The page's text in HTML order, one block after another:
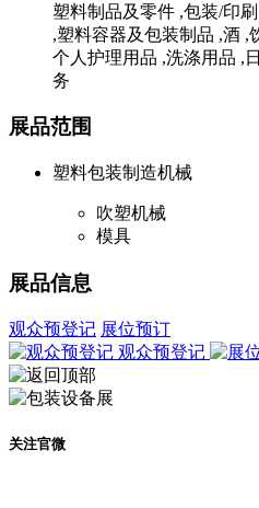
塑料制品及零件 ,包装/印
,塑料容器及包装制品 ,酒 ,
个人护理用品 ,洗涤用品 ,
务
展品范围
塑料包装制造机械
吹塑机械
模具
展品信息
观众预登记 展位预订
观众预登记
关注官微